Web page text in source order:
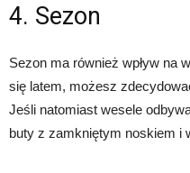
4. Sezon
Sezon ma również wpływ na
się latem, możesz
Jeśli natomiast wesele
buty z zamkniętym noskiem i